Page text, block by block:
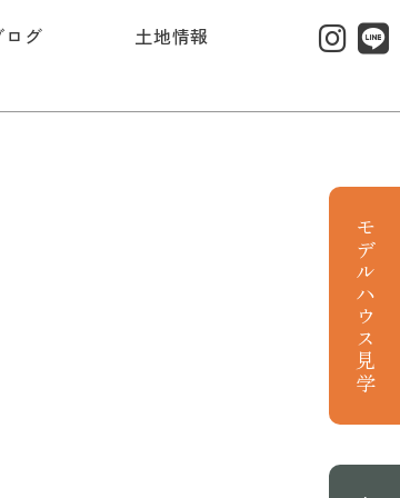
ログ 土地情報
モデルハウス見学